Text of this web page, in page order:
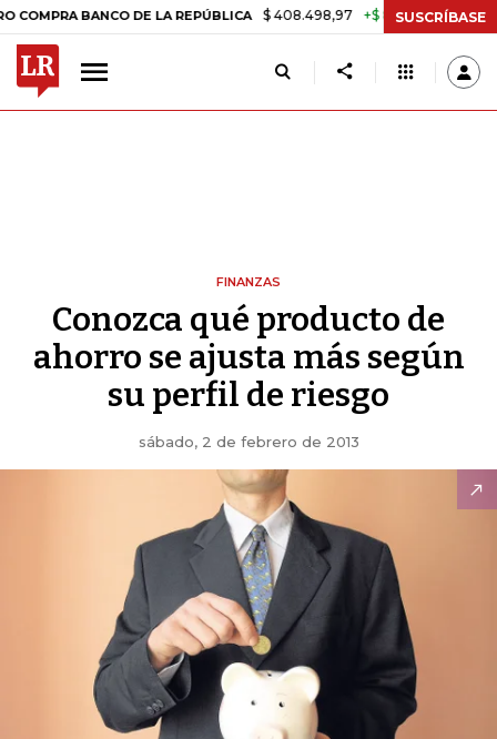
BANCO DE LA REPÚBLICA $ 408.498,97 +$ 8.753,81 +2,19%
SUSCRÍBASE
FINANZAS
Conozca qué producto de
ahorro se ajusta más según
su perfil de riesgo
sábado, 2 de febrero de 2013